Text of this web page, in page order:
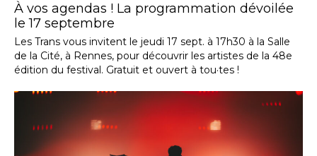
À vos agendas ! La programmation dévoilée
le 17 septembre
Les Trans vous invitent le jeudi 17 sept. à 17h30 à la Salle
de la Cité, à Rennes, pour découvrir les artistes de la 48e
édition du festival. Gratuit et ouvert à tou·tes !